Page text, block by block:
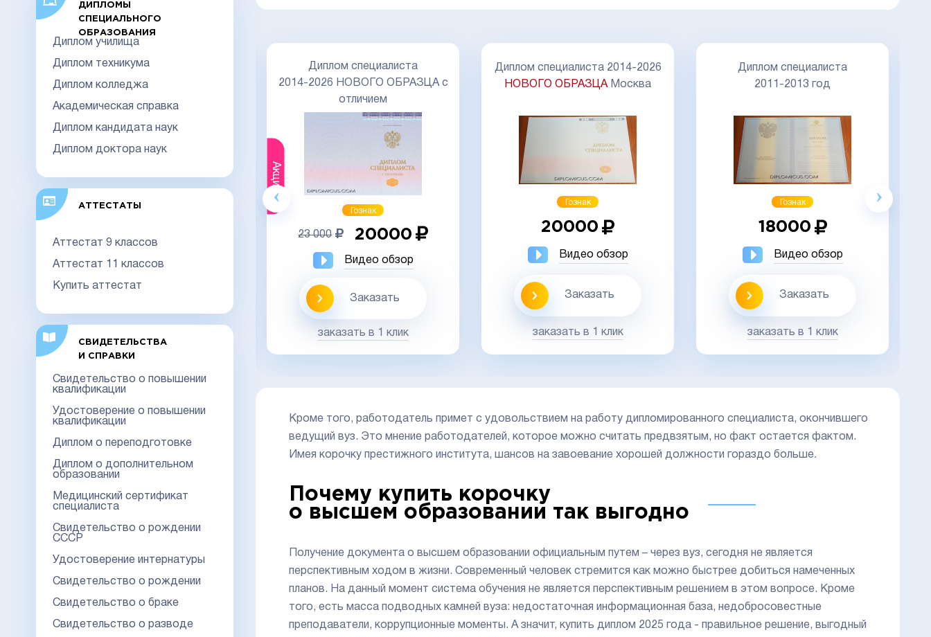
ДИПЛОМЫ
СПЕЦИАЛЬНОГО
ОБРАЗОВАНИЯ
Диплом училища
Диплом техникума
Диплом колледжа
Академическая справка
Диплом кандидата наук
Диплом доктора наук
АТТЕСТАТЫ
Аттестат 9 классов
Аттестат 11 классов
Купить аттестат
СВИДЕТЕЛЬСТВА
И СПРАВКИ
Свидетельство о повышении
квалификации
Удостоверение о повышении
квалификации
Диплом о переподготовке
Диплом о дополнительном
образовании
Медицинский сертификат
специалиста
Свидетельство о рождении
СССР
Удостоверение интернатуры
Свидетельство о рождении
Свидетельство о браке
Свидетельство о разводе
Акция
Диплом специалиста 2014-2026
НОВОГО ОБРАЗЦА
Видео обзор
Акция
Диплом специалиста
2014-2026 НОВОГО ОБРАЗЦА с
отличием
Гознак
23 000 20000
Видео обзор
Заказать
заказать в 1 клик
Диплом специалиста 2014-2026
НОВОГО ОБРАЗЦАМосква
Гознак
20000
Видео обзор
Заказать
заказать в 1 клик
Диплом специалиста
2011-2013 год
Гознак
18000
Видео обзор
Заказать
заказать в 1 клик
Кроме того, работодатель примет с удовольствием на работу дипломированного специалиста, окончившего
ведущий вуз. Это мнение работодателей, которое можно считать предвзятым, но факт остается фактом.
Имея корочку престижного института, шансов на завоевание хорошей должности гораздо больше.
Почему купить корочку
о высшем образовании так выгодно
Получение документа о высшем образовании официальным путем – через вуз, сегодня не является
перспективным ходом в жизни. Современный человек стремится как можно быстрее добиться намеченных
планов. На данный момент система обучения не является перспективным решением в этом вопросе. Кроме
того, есть масса подводных камней вуза: недостаточная информационная база, недобросовестные
преподаватели, коррупционные моменты. А значит, купить диплом 2025 года - правильное решение, выгодный